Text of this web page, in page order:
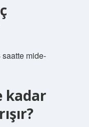
saatte mide-
kadar